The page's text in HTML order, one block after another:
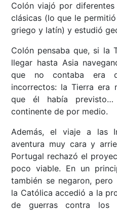
Colón viajó por diferentes
clásicas (lo que le
griego y latín) y estudió
Colón pensaba que, si la
llegar hasta Asia
que no contaba era
incorrectos: la Tierra era
que él había
continente de por medio.
Además, el viaje a las
aventura muy cara y
Portugal rechazó el
poco viable. En un
también se negaron,
la Católica accedió a la
de guerras contra los